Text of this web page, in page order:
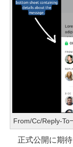
From/Cc/Reply-To
正式公開に期待